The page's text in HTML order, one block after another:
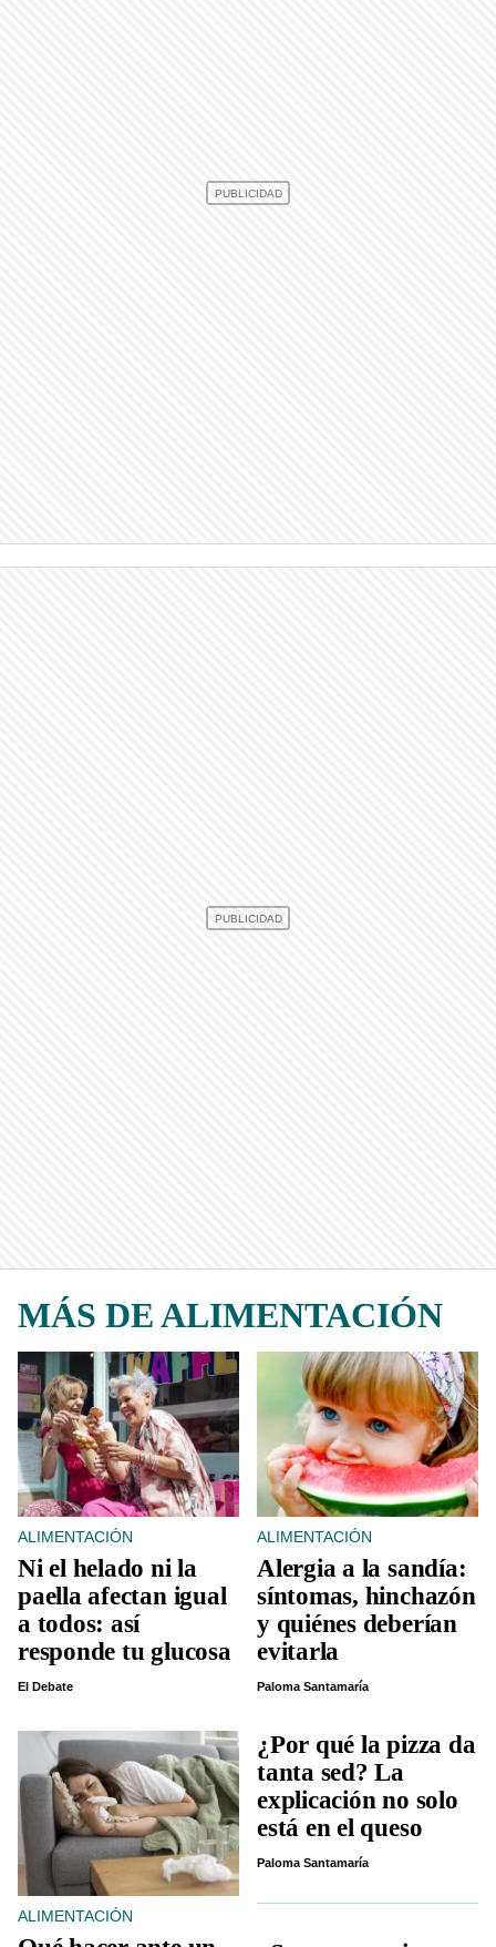
MÁS DE ALIMENTACIÓN
ALIMENTACIÓN
Ni el helado ni la
paella afectan igual
a todos: así
responde tu glucosa
El Debate
ALIMENTACIÓN
Alergia a la sandía:
síntomas, hinchazón
y quiénes deberían
evitarla
Paloma Santamaría
ALIMENTACIÓN
¿Por qué la pizza da
tanta sed? La
explicación no solo
está en el queso
Paloma Santamaría